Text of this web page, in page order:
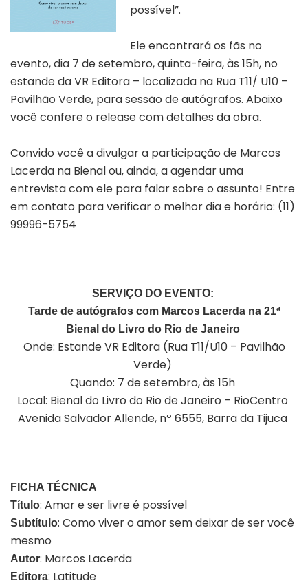
possível”.
Ele encontrará os fãs no
evento, dia 7 de setembro, quinta-feira, às 15h, no
estande da VR Editora – localizada na Rua T11/ U10 –
Pavilhão Verde, para sessão de autógrafos. Abaixo
você confere o release com detalhes da obra.
Convido você a divulgar a participação de Marcos
Lacerda na Bienal ou, ainda, a agendar uma
entrevista com ele para falar sobre o assunto! Entre
em contato para verificar o melhor dia e horário: (11)
99996-5754
SERVIÇO DO EVENTO:
Tarde de autógrafos com Marcos Lacerda na 21ª
Bienal do Livro do Rio de Janeiro
Onde: Estande VR Editora (Rua T11/U10 – Pavilhão
Verde)
Quando: 7 de setembro, às 15h
Local: Bienal do Livro do Rio de Janeiro – RioCentro
Avenida Salvador Allende, nº 6555, Barra da Tijuca
FICHA TÉCNICA
Título: Amar e ser livre é possível
Subtítulo: Como viver o amor sem deixar de ser você
mesmo
Autor: Marcos Lacerda
Editora: Latitude